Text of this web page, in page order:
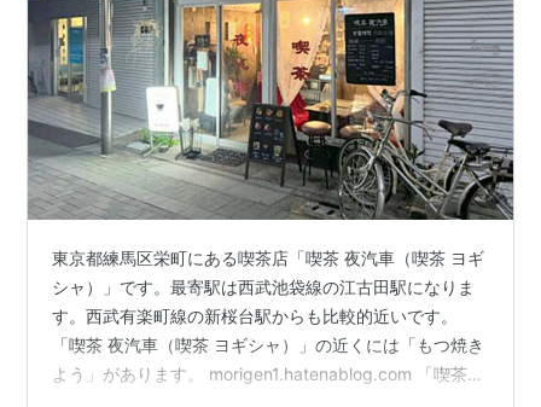
東京都練馬区栄町にある喫茶店「喫茶 夜汽車（喫茶 ヨギ
シャ）」です。最寄駅は西武池袋線の江古田駅になりま
す。西武有楽町線の新桜台駅からも比較的近いです。
「喫茶 夜汽車（喫茶 ヨギシャ）」の近くには「もつ焼き
よう」があります。 morigen1.hatenablog.com 「喫茶